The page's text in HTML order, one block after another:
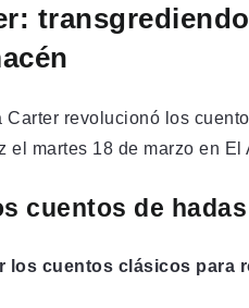
revolucionó los
el martes 18 de marzo en
cuentos de
los cuentos clásicos para